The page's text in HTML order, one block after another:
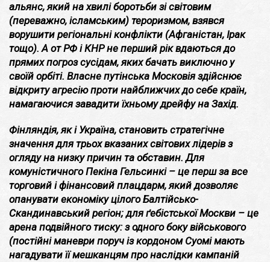
альянс, який на хвилі боротьби зі світовим
(переважно, ісламським) тероризмом, взявся
ворушити регіональні конфлікти (Афганістан, Ірак
тощо). А от РФ і КНР не перший рік вдаються до
прямих погроз сусідам, яких бачать виключно у
своїй орбіті. Власне путінська Московія здійснює
відкриту агресію проти найближчих до себе країн,
намагаючися завадити їхньому дрейфу на Захід.
Фінляндія, як і Україна, становить стратегічне
значення для трьох вказаних світових лідерів з
огляду на низку причин та обставин. Для
комуністичного Пекіна Гельсинкі – це перш за все
торговий і фінансовий плацдарм, який дозволяє
опанувати економіку цілого Балтійсько-
Скандинавський регіон; для ґебістської Москви – це
арена подвійного тиску: з одного боку військового
(постійні маневри поруч із кордоном Суомі мають
нагадувати її мешканцям про наслідки кампаній